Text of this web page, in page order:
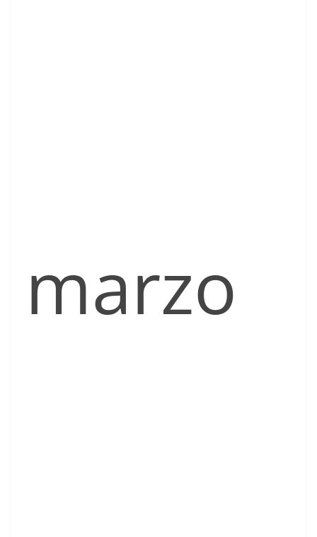
marzo